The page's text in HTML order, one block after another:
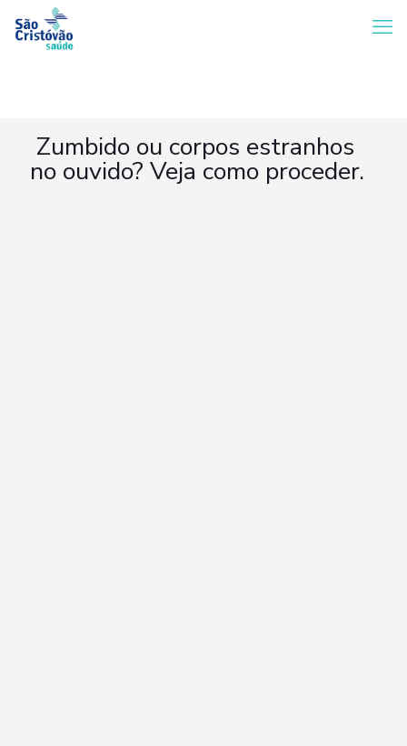
Zumbido ou corpos estranhos
no ouvido? Veja como proceder.